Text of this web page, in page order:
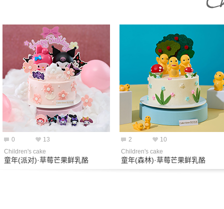
0
13
Children's cake
童年(派对)·草莓芒果鲜乳酪
2
10
Children's cake
童年(森林)·草莓芒果鲜乳酪